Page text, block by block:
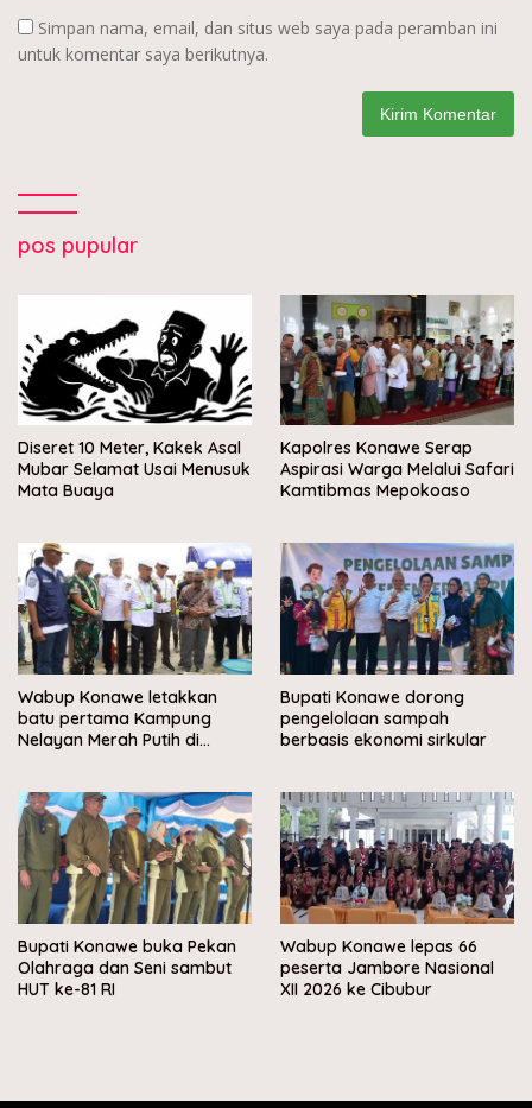
Simpan nama, email, dan situs web saya pada peramban ini
untuk komentar saya berikutnya.
pos pupular
Diseret 10 Meter, Kakek Asal
Mubar Selamat Usai Menusuk
Mata Buaya
Kapolres Konawe Serap
Aspirasi Warga Melalui Safari
Kamtibmas Mepokoaso
Wabup Konawe letakkan
batu pertama Kampung
Nelayan Merah Putih di
Bupati Konawe dorong
pengelolaan sampah
berbasis ekonomi sirkular
Bupati Konawe buka Pekan
Olahraga dan Seni sambut
HUT ke-81 RI
Wabup Konawe lepas 66
peserta Jambore Nasional
XII 2026 ke Cibubur